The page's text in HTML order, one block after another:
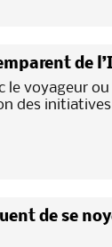
de
le voyageur
des
de se